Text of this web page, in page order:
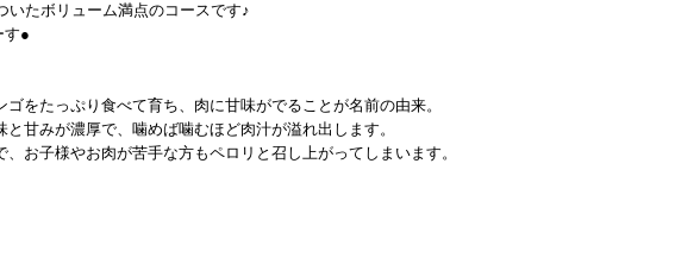
いたボリューム満点のコースです♪
す●
をたっぷり食べて育ち、肉に甘味がでることが名前の由来。
と甘みが濃厚で、噛めば噛むほど肉汁が溢れ出します。
、お子様やお肉が苦手な方もペロリと召し上がってしまいます。